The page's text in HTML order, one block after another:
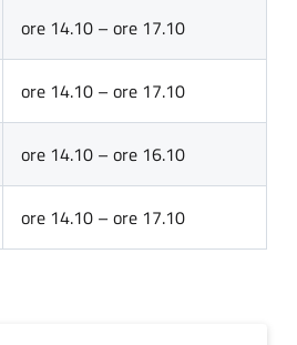
ore 14.10 – ore 17.10
ore 14.10 – ore 17.10
ore 14.10 – ore 16.10
ore 14.10 – ore 17.10